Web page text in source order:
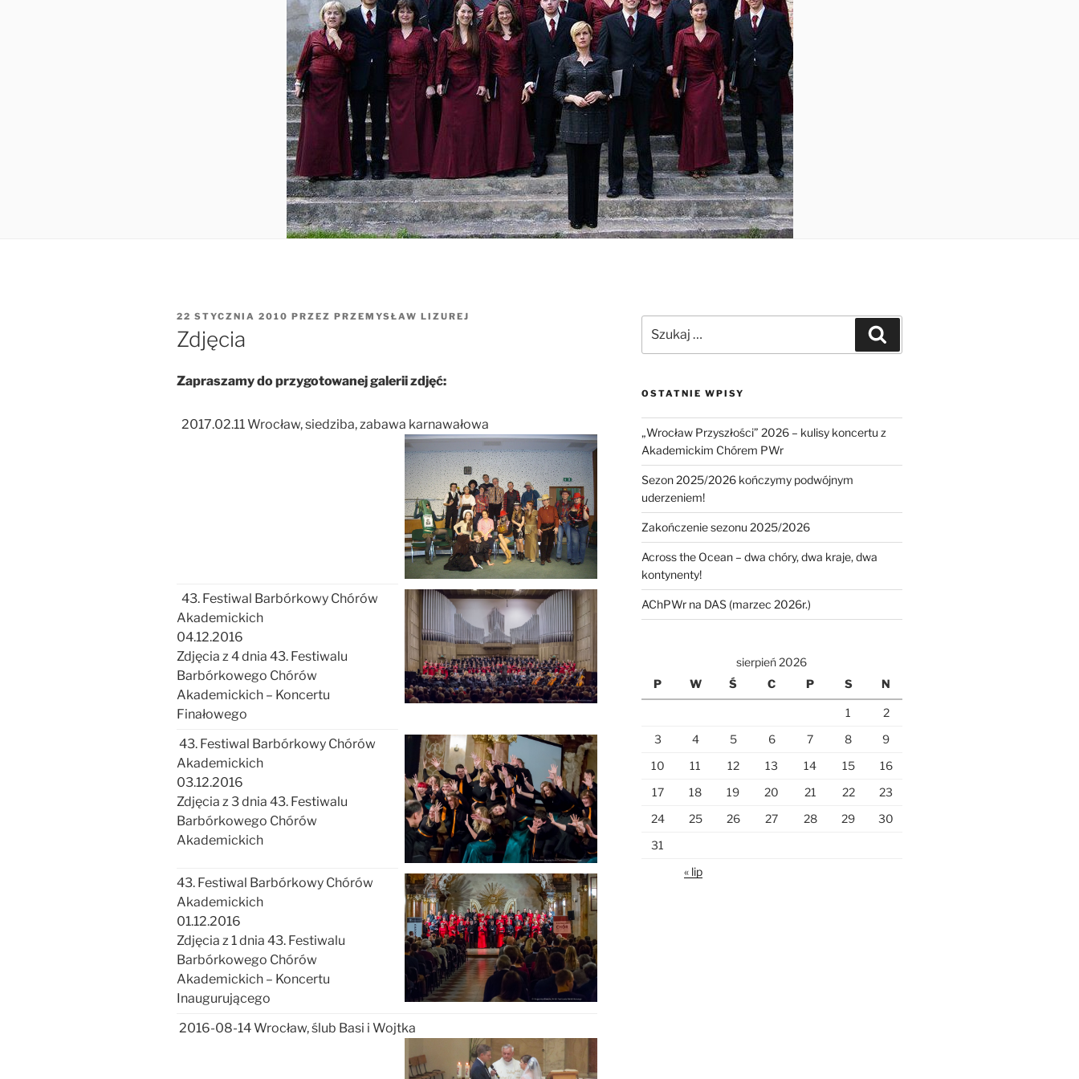
OPUBLIKOWANE
W
22 STYCZNIA 2010 PRZEZ PRZEMYSŁAW LIZUREJ
Zdjęcia
Zapraszamy do przygotowanej galerii zdjęć:
2017.02.11 Wrocław, siedziba, zabawa karnawałowa
43. Festiwal Barbórkowy Chórów
Akademickich
04.12.2016
Zdjęcia z 4 dnia 43. Festiwalu
Barbórkowego Chórów
Akademickich – Koncertu
Finałowego
43. Festiwal Barbórkowy Chórów
Akademickich
03.12.2016
Zdjęcia z 3 dnia 43. Festiwalu
Barbórkowego Chórów
Akademickich
43. Festiwal Barbórkowy Chórów
Akademickich
01.12.2016
Zdjęcia z 1 dnia 43. Festiwalu
Barbórkowego Chórów
Akademickich – Koncertu
Inaugurującego
2016-08-14 Wrocław, ślub Basi i Wojtka
OSTATNIE WPISY
„Wrocław Przyszłości” 2026 – kulisy koncertu z
Akademickim Chórem PWr
Sezon 2025/2026 kończymy podwójnym
uderzeniem!
Zakończenie sezonu 2025/2026
Across the Ocean – dwa chóry, dwa kraje, dwa
kontynenty!
AChPWr na DAS (marzec 2026r.)
sierpień 2026
P
W Ś C P S N
1
2
3
4 5 6 7 8
9
10
11 12 13 14 15
16
17
18 19 20 21 22
23
24
25 26 27 28 29
30
31
« lip